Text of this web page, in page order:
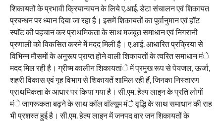
शिकायतों के प्रभावी क्रियान्वयन के लिये ए.आई. डेटा संचालन एवं शिकायत
प्रबन्धन पर ध्यान दिया जा रहा है। इसमें शिकायतों का पूर्वानुमान एवं हाॅट
स्पाॅट की पहचान कर प्राथमिकता के साथ मजबूत समाधान एवं निगरानी
प्रणाली को विकसित करने में मदद मिली है। ए.आई. आधारित प्रक्रिया से
विभिन्न मौसमों के अनुरूप प्राप्त होने वाली शिकायतों के त्वरित समाधान मंे
मदद मिल रही है। ग्रीष्म कालीन शिकायतांे में प्रमुख रूप से पेयजल, ऊर्जा,
शहरी विकास एवं गृह विभाग से शिकायतें शामिल रही हैं, जिनका निस्तारण
प्राथमिकता के आधार पर किया गया है। सी.एम. हेल्प लाइन के प्रति लोगों
मंे जागरूकता बढ़ने के साथ काॅल वाॅल्यूम मंे वृद्धि के साथ समाधान की राह
भी प्रशस्त हुई है। सी.एम. हेल्प लाइन में जनपद वार जन शिकायतों के